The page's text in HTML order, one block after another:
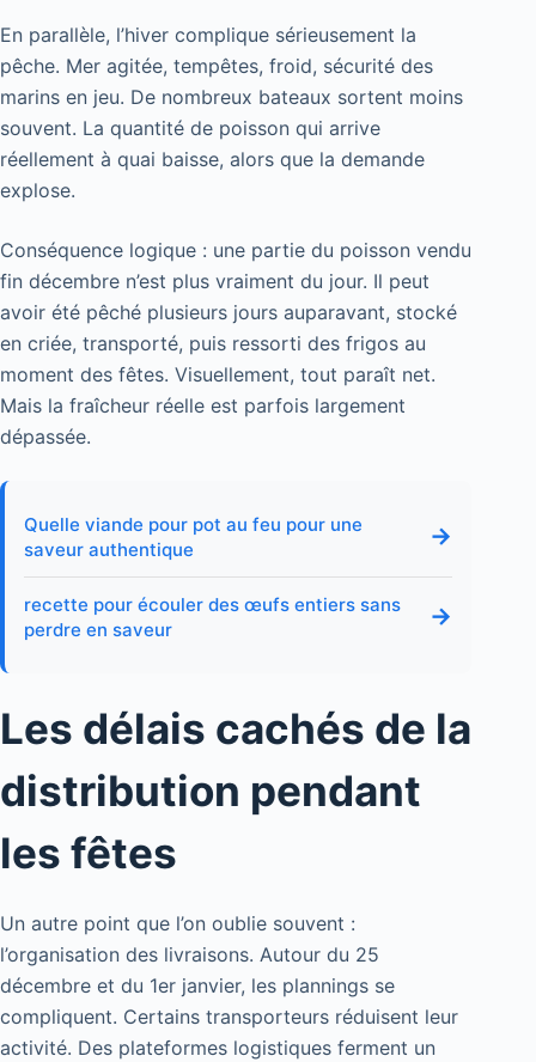
En parallèle, l’hiver complique sérieusement la
pêche. Mer agitée, tempêtes, froid, sécurité des
marins en jeu. De nombreux bateaux sortent moins
souvent. La quantité de poisson qui arrive
réellement à quai baisse, alors que la demande
explose.
Conséquence logique : une partie du poisson vendu
fin décembre n’est plus vraiment du jour. Il peut
avoir été pêché plusieurs jours auparavant, stocké
en criée, transporté, puis ressorti des frigos au
moment des fêtes. Visuellement, tout paraît net.
Mais la fraîcheur réelle est parfois largement
dépassée.
Quelle viande pour pot au feu pour une
saveur authentique
→
recette pour écouler des œufs entiers sans
perdre en saveur
→
Les délais cachés de la
distribution pendant
les fêtes
Un autre point que l’on oublie souvent :
l’organisation des livraisons. Autour du 25
décembre et du 1er janvier, les plannings se
compliquent. Certains transporteurs réduisent leur
activité. Des plateformes logistiques ferment un